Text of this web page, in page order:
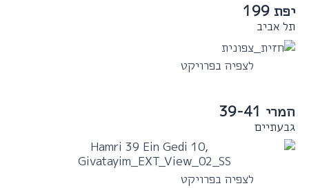
יפת 199
תל אביב
לצפיה בפרויקט
המרי 39-41
גבעתיים
לצפיה בפרויקט